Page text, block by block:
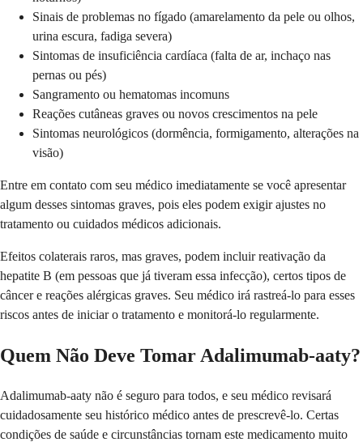
Sinais de problemas no fígado (amarelamento da pele ou olhos,
urina escura, fadiga severa)
Sintomas de insuficiência cardíaca (falta de ar, inchaço nas
pernas ou pés)
Sangramento ou hematomas incomuns
Reações cutâneas graves ou novos crescimentos na pele
Sintomas neurológicos (dormência, formigamento, alterações na
visão)
Entre em contato com seu médico imediatamente se você apresentar
algum desses sintomas graves, pois eles podem exigir ajustes no
tratamento ou cuidados médicos adicionais.
Efeitos colaterais raros, mas graves, podem incluir reativação da
hepatite B (em pessoas que já tiveram essa infecção), certos tipos de
câncer e reações alérgicas graves. Seu médico irá rastreá-lo para esses
riscos antes de iniciar o tratamento e monitorá-lo regularmente.
Quem Não Deve Tomar Adalimumab-aaty?
Adalimumab-aaty não é seguro para todos, e seu médico revisará
cuidadosamente seu histórico médico antes de prescrevê-lo. Certas
condições de saúde e circunstâncias tornam este medicamento muito